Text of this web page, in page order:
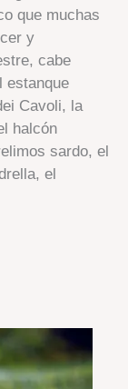
que muchas
y
cabe
estanque
Cavoli, la
halcón
sardo, el
el